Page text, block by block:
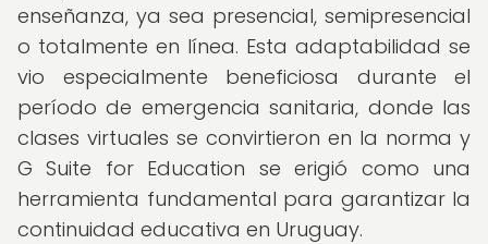
enseñanza, ya sea presencial, semipresencial
o totalmente en línea. Esta adaptabilidad se
vio especialmente beneficiosa durante el
período de emergencia sanitaria, donde las
clases virtuales se convirtieron en la norma y
G Suite for Education se erigió como una
herramienta fundamental para garantizar la
continuidad educativa en Uruguay.